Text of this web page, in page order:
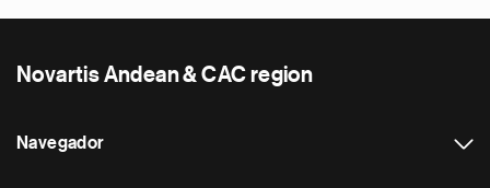
Novartis Andean & CAC region
Navegador